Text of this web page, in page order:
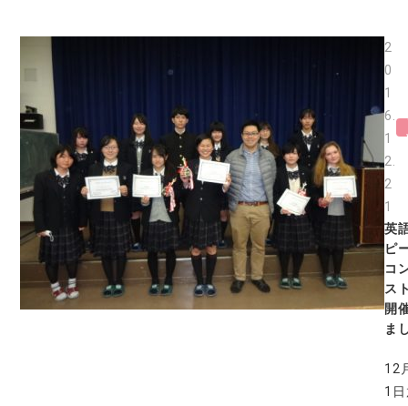
2
0
1
6.
1
2.
2
1
英
ピ
コ
ス
開
ま
12
1